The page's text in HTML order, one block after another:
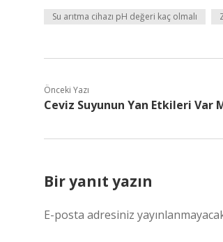
Su arıtma cihazı pH değeri kaç olmalı
Önceki Yazı
Ceviz Suyunun Yan Etkileri Var
Bir yanıt yazın
E-posta adresiniz